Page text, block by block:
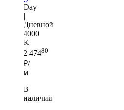
Day
|
Дневной
4000
K
2 47480
₽/
м
В
наличии